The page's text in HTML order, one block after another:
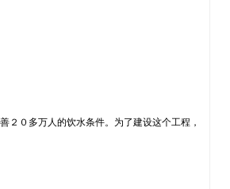
２０多万人的饮水条件。为了建设这个工程，